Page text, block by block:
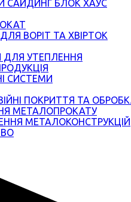
САЙДИНГ БЛОК ХАУС
ВОРІТ ТА ХВІРТОК
ДЛЯ УТЕПЛЕННЯ
СИСТЕМИ
ПОКРИТТЯ ТА
МЕТАЛОПРОКАТУ
МЕТАЛОКОНСТРУКЦІЙ